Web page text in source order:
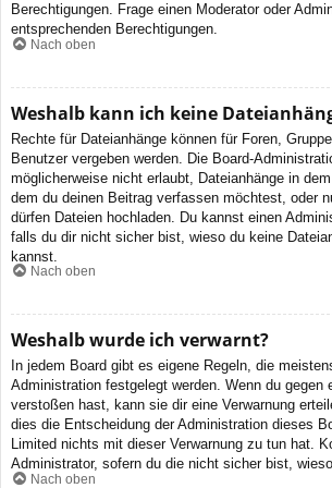
Berechtigungen. Frage einen Moderator oder
entsprechenden Berechtigungen.
Nach oben
Weshalb kann ich keine
Rechte für Dateianhänge können für Foren,
Benutzer vergeben werden. Die Board-
möglicherweise nicht erlaubt, Dateianhänge in
dem du deinen Beitrag verfassen möchtest, oder
dürfen Dateien hochladen. Du kannst einen
falls du dir nicht sicher bist, wieso du keine
kannst.
Nach oben
Weshalb wurde ich verwarnt?
In jedem Board gibt es eigene Regeln, die
Administration festgelegt werden. Wenn du gegen
verstoßen hast, kann sie dir eine Verwarnung
dies die Entscheidung der Administration dieses
Limited nichts mit dieser Verwarnung zu tun hat.
Administrator, sofern du die nicht sicher bist,
Nach oben